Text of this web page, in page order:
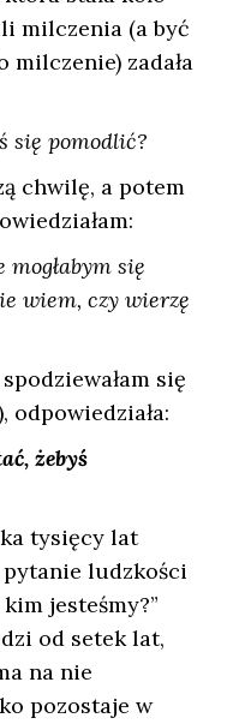
milczenia (a być
milczenie) zadała
się pomodlić?
chwilę, a potem
się
wiem, czy wierzę
się
odpowiedziała:
żebyś
tysięcy lat
ludzkości
jesteśmy?”
od setek lat,
na nie
pozostaje w